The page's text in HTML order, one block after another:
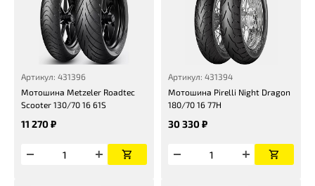
Артикул: 431396
Мотошина Metzeler Roadtec
Scooter 130/70 16 61S
11 270 ₽
Артикул: 431394
Мотошина Pirelli Night Dragon
180/70 16 77H
30 330 ₽